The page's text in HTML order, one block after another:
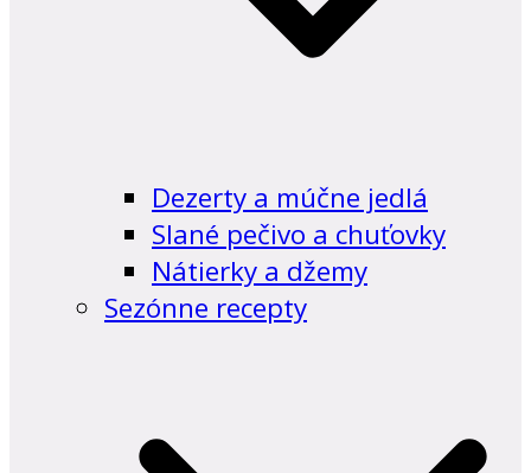
Dezerty a múčne jedlá
Slané pečivo a chuťovky
Nátierky a džemy
Sezónne recepty